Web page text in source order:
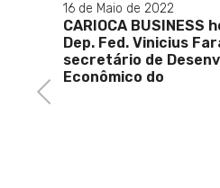
Previous
16 de Maio de 2022
CARIOCA BUSINESS
Dep. Fed. Vinicius
secretário de
Econômico do